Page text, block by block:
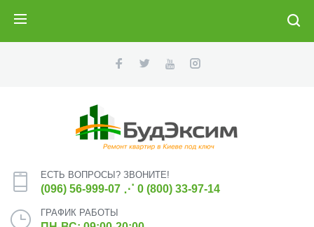
ЕСТЬ ВОПРОСЫ? ЗВОНИТЕ!
(096) 56-999-07 ⋰ 0 (800) 33-97-14
ГРАФИК РАБОТЫ